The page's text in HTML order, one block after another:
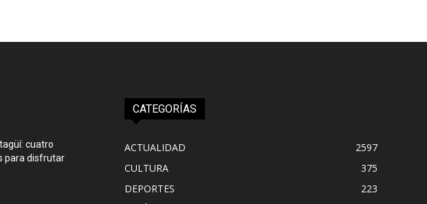
cuatro
para disfrutar
CATEGORÍAS
ACTUALIDAD
2597
CULTURA
375
DEPORTES
223